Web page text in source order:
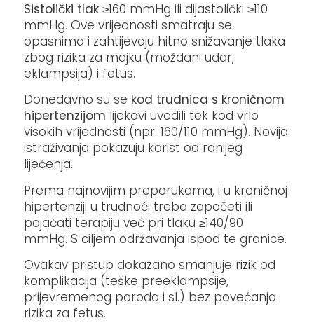
Sistolički tlak ≥160 mmHg ili dijastolički ≥110
mmHg. Ove vrijednosti smatraju se
opasnima i zahtijevaju hitno snižavanje tlaka
zbog rizika za majku (moždani udar,
eklampsija) i fetus.
Donedavno su se kod trudnica s kroničnom
hipertenzijom lijekovi uvodili tek kod vrlo
visokih vrijednosti (npr. 160/110 mmHg). Novija
istraživanja pokazuju korist od ranijeg
liječenja.
Prema najnovijim preporukama, i u kroničnoj
hipertenziji u trudnoći treba započeti ili
pojačati terapiju već pri tlaku ≥140/90
mmHg. S ciljem održavanja ispod te granice.
Ovakav pristup dokazano smanjuje rizik od
komplikacija (teške preeklampsije,
prijevremenog poroda i sl.) bez povećanja
rizika za fetus.